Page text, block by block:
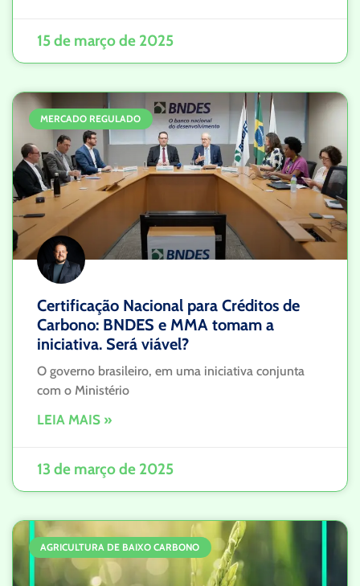
15 de março de 2025
MERCADO REGULADO
Certificação Nacional para Créditos de
Carbono: BNDES e MMA tomam a
iniciativa. Será viável?
O governo brasileiro, em uma iniciativa conjunta
com o Ministério
LEIA MAIS »
13 de março de 2025
AGRICULTURA DE BAIXO CARBONO